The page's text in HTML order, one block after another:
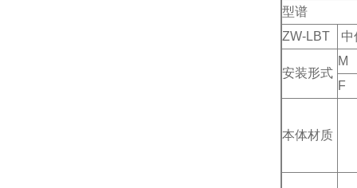
型谱
ZW-LBT
中
安装形式
M
F
本体材质